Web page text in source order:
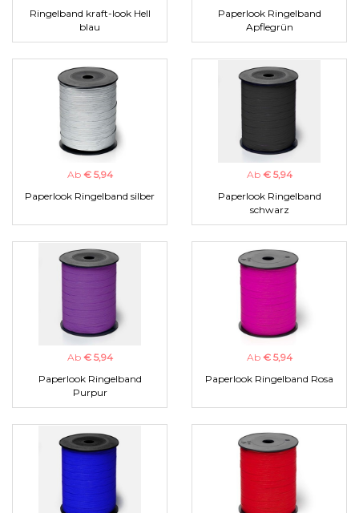
Ringelband kraft-look Hell
blau
Paperlook Ringelband
Apflegrün
Ab € 5,94
Paperlook Ringelband silber
Ab € 5,94
Paperlook Ringelband
schwarz
Ab € 5,94
Paperlook Ringelband
Purpur
Ab € 5,94
Paperlook Ringelband Rosa